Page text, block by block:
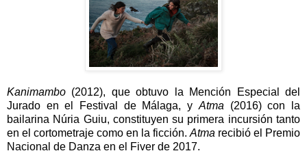
Kanimambo (2012), que obtuvo la Mención Especial del
Jurado en el Festival de Málaga, y Atma (2016) con la
bailarina Núria Guiu, constituyen su primera incursión tanto
en el cortometraje como en la ficción. Atma recibió el Premio
Nacional de Danza en el Fiver de 2017.